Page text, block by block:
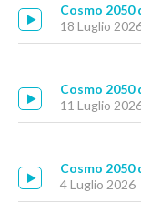
Cosmo 2050
18 Luglio
Cosmo 2050
11 Luglio
Cosmo 2050
4 Luglio 2026